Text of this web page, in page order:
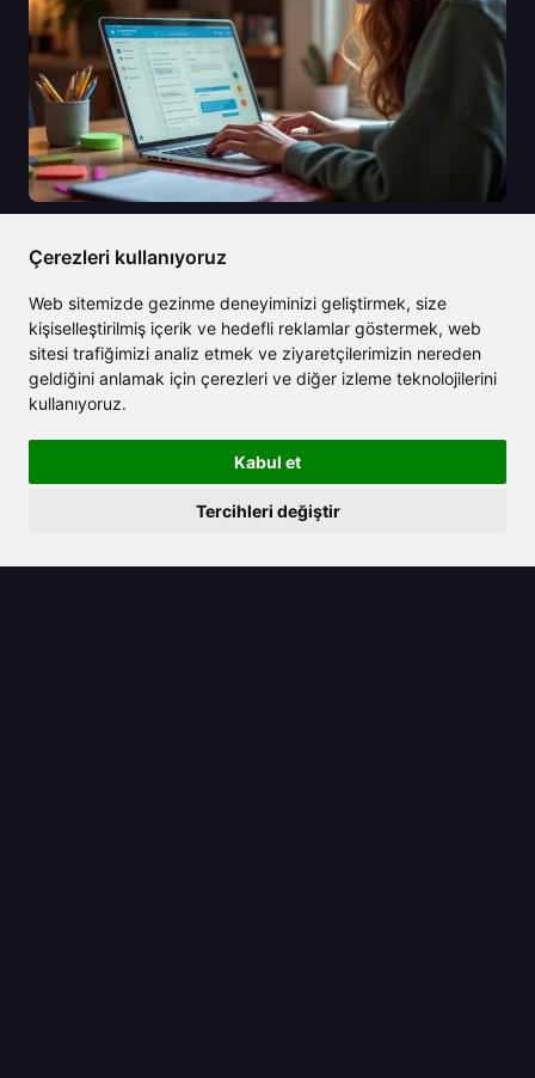
Çerezleri kullanıyoruz
Web sitemizde gezinme deneyiminizi geliştirmek, size
kişiselleştirilmiş içerik ve hedefli reklamlar göstermek, web
sitesi trafiğimizi analiz etmek ve ziyaretçilerimizin nereden
geldiğini anlamak için çerezleri ve diğer izleme teknolojilerini
kullanıyoruz.
Kabul et
Tercihleri değiştir
Claude AI fiyatlandırmasını keşfedin
ve rakiplerine kıyasla değerini görün